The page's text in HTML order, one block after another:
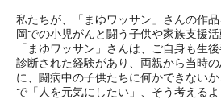
私たちが、「まゆワッサン」さんの作
岡での小児がんと闘う子供や家族支援活
「まゆワッサン」さんは、ご自身も生
診断された経験があり、両親から当時
に、闘病中の子供たちに何かできない
で「人を元気にしたい」、そう考えるよ